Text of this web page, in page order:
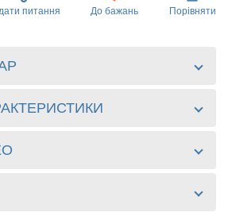
питання До бажань Порівняти